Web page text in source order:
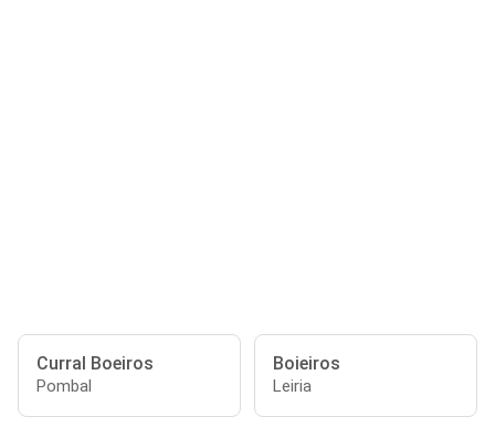
Curral Boeiros
Pombal
Boieiros
Leiria